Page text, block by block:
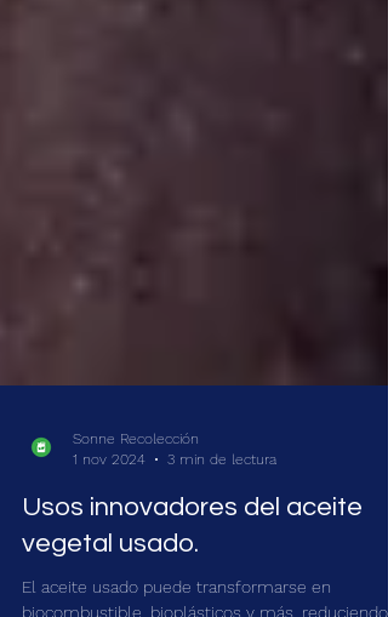
1 nov 2024
3 min de lectura
Usos innovadores del aceite